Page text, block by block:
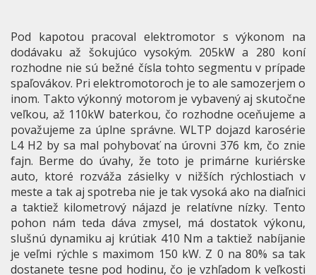
Pod kapotou pracoval elektromotor s výkonom na
dodávaku až šokujúco vysokým. 205kW a 280 koní
rozhodne nie sú bežné čísla tohto segmentu v prípade
spaľovákov. Pri elektromotoroch je to ale samozerjem o
inom. Takto výkonný motorom je vybavený aj skutočne
veľkou, až 110kW baterkou, čo rozhodne oceňujeme a
považujeme za úplne správne. WLTP dojazd karosérie
L4 H2 by sa mal pohybovať na úrovni 376 km, čo znie
fajn. Berme do úvahy, že toto je primárne kuriérske
auto, ktoré rozváža zásielky v nižších rýchlostiach v
meste a tak aj spotreba nie je tak vysoká ako na diaľnici
a taktiež kilometrový nájazd je relatívne nízky. Tento
pohon nám teda dáva zmysel, má dostatok výkonu,
slušnú dynamiku aj krútiak 410 Nm a taktiež nabíjanie
je veľmi rýchle s maximom 150 kW. Z 0 na 80% sa tak
dostanete tesne pod hodinu, čo je vzhľadom k veľkosti